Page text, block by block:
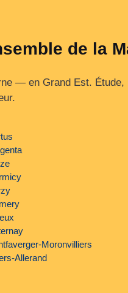
de la
— en Grand Est.
Moronvilliers
Allerand